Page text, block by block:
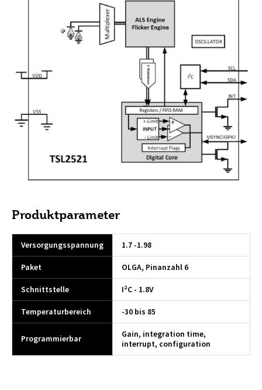
Produktparameter
Versorgungsspannung
1.7 -1.98
Paket
OLGA, Pinanzahl 6
Schnittstelle
I²C - 1.8V
Temperaturbereich
-30 bis 85
Programmierbar
Gain, integration time,
interrupt, configuration